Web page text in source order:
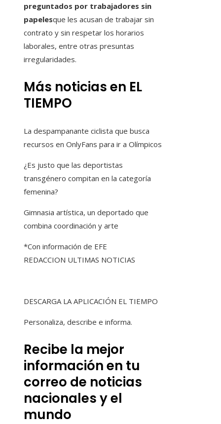
preguntados por trabajadores sin
papelesque les acusan de trabajar sin
contrato y sin respetar los horarios
laborales, entre otras presuntas
irregularidades.
Más noticias en EL
TIEMPO
La despampanante ciclista que busca
recursos en OnlyFans para ir a Olímpicos
¿Es justo que las deportistas
transgénero compitan en la categoría
femenina?
Gimnasia artística, un deportado que
combina coordinación y arte
*Con información de EFE
REDACCION ULTIMAS NOTICIAS
DESCARGA LA APLICACIÓN EL TIEMPO
Personaliza, describe e informa.
Recibe la mejor
información en tu
correo de noticias
nacionales y el
mundo